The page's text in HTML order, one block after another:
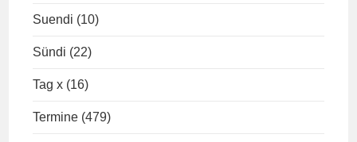
Suendi (10)
Sündi (22)
Tag x (16)
Termine (479)